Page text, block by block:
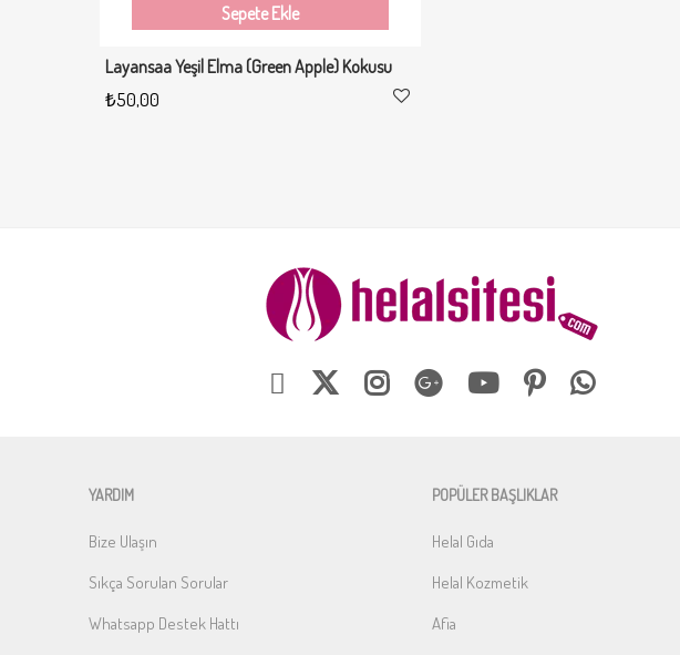
Layansaa Yeşil Elma (Green Apple) Kokusu
₺50,00
Sepete Ekle
YARDIM
Bize Ulaşın
Sıkça Sorulan Sorular
Whatsapp Destek Hattı
POPÜLER BAŞLIKLAR
Helal Gıda
Helal Kozmetik
Afia